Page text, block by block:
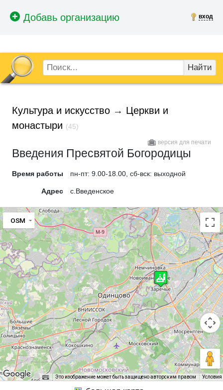
вход
Найти
Культура и искусство → Церкви и
монастыри (45)
версия для печати
Введения Пресвятой Богородицы
Время работы пн-пт: 9.00-18.00, сб-вск: выходной
Адрес с.Введенское
OSM
Это изображение может быть защищено авторским правом Условия